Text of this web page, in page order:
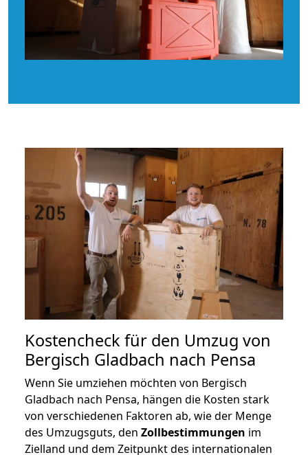
Kostencheck für den Umzug von
Bergisch Gladbach nach Pensa
Wenn Sie umziehen möchten von Bergisch
Gladbach nach Pensa, hängen die Kosten stark
von verschiedenen Faktoren ab, wie der Menge
des Umzugsguts, den Zollbestimmungen im
Zielland und dem Zeitpunkt des internationalen